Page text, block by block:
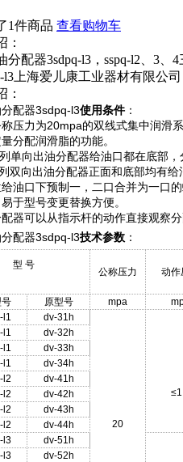
1件商品 查看购物车
：
分配器3sdpq-l3，sspq-l2、3
l3上海爱儿康工业器材有限公司
：
配器3sdpq-l3使用条件：
压力为20mpa的双线式集中润滑
分配润滑脂的功能。
单向出油分配器给油口都在底部
双向出油分配器正面和底部均有
油口下预制一，二口合并为一口
于型号变更替换方便。
器可以从指示杆的动作直接观察
配器3sdpq-l3技术参数 ：
型 号
公称压力 动作
原型号 mpa
l1
dv-31h
20
l1 dv-32h
l1
dv-33h
l1
dv-34h
l2
dv-41h
l2 dv-42h
l2
dv-43h
l2
dv-44h
l3
dv-51h
l3 dv-52h